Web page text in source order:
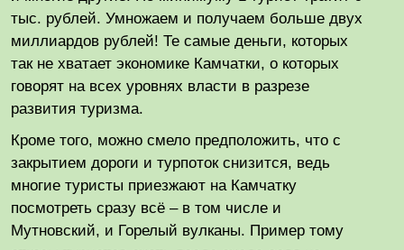
тыс. рублей. Умножаем и получаем больше двух
миллиардов рублей! Те самые деньги, которых
так не хватает экономике Камчатки, о которых
говорят на всех уровнях власти в разрезе
развития туризма.
Кроме того, можно смело предположить, что с
закрытием дороги и турпоток снизится, ведь
многие туристы приезжают на Камчатку
посмотреть сразу всё – в том числе и
Мутновский, и Горелый вулканы. Пример тому